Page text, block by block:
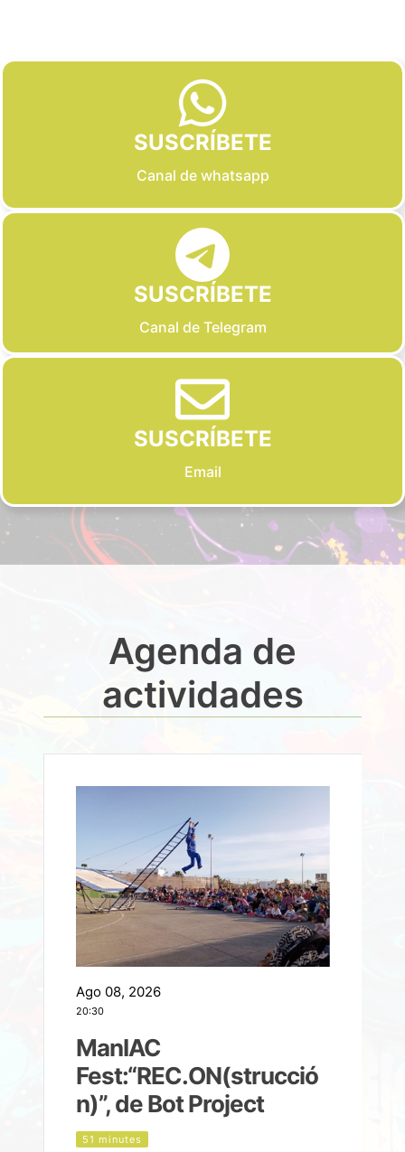
SUSCRÍBETE
Canal de whatsapp
SUSCRÍBETE
Canal de Telegram
SUSCRÍBETE
Email
Agenda de
actividades
Ago 08, 2026
20:30
ManIAC
Fest:“REC.ON(strucció
n)”, de Bot Project
51 minutes